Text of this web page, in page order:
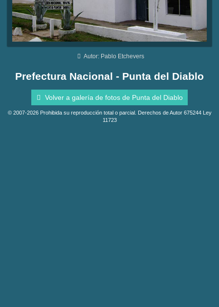
Autor: Pablo Etchevers
Prefectura Nacional - Punta del Diablo
Volver a galería de fotos de Punta del Diablo
© 2007-2026 Prohibida su reproducción total o parcial. Derechos de Autor 675244 Ley
11723